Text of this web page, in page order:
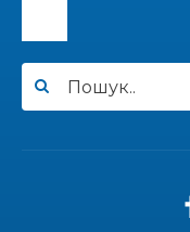
13:33
30 лип
«Дві музи»